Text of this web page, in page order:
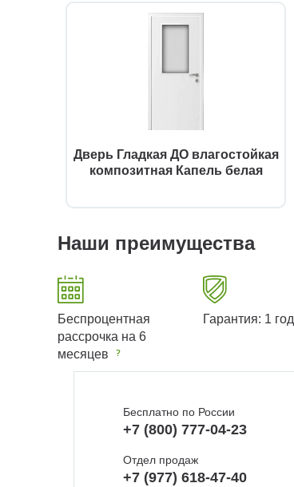
Дверь Гладкая ДО влагостойкая
композитная Капель белая
Наши преимущества
Беспроцентная
рассрочка на 6
месяцев
Гарантия: 1 год
Бесплатно по России
+7 (800) 777-04-23
Отдел продаж
+7 (977) 618-47-40